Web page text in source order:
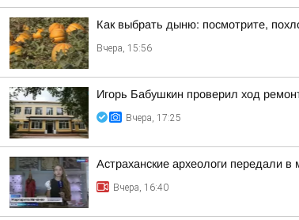
Как выбрать дыню: посмотрите,
Вчера, 15:56
Игорь Бабушкин проверил ход
Вчера, 17:25
Астраханские археологи передали в
Вчера, 16:40